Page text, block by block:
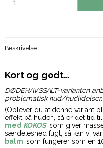
Beskrivelse
Kort og godt…
DØDEHAVSSALT-varianten
problematisk hud/hudlidelser.
(Oplever du at denne variant
effekt på huden, så er det tid til
med KOKOS, som giver
særdeleshed fugt, så kan vi
balm , som fungerer som en